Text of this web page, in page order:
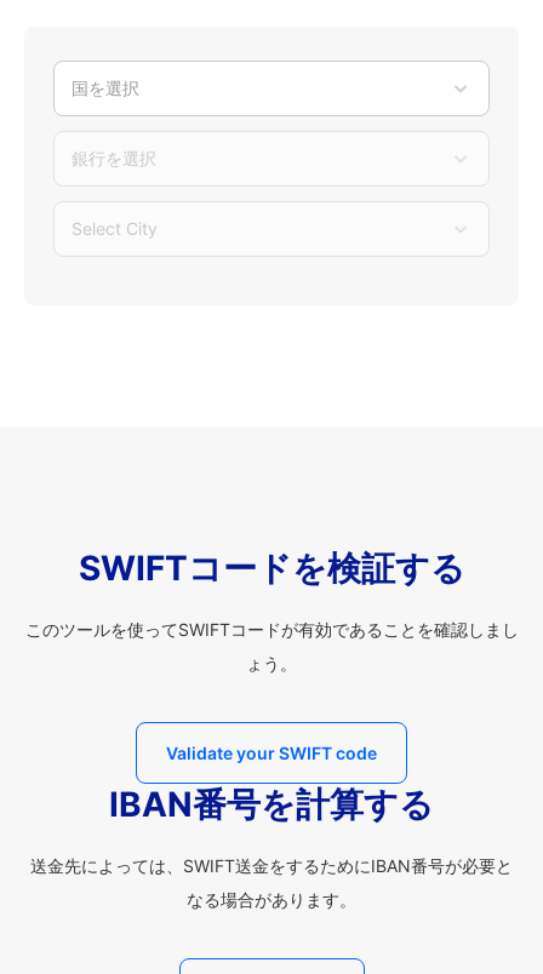
国を選択
銀行を選択
Select City
SWIFTコードを検証する
このツールを使ってSWIFTコードが有効であることを確認しまし
ょう。
Validate your SWIFT code
IBAN番号を計算する
送金先によっては、SWIFT送金をするためにIBAN番号が必要と
なる場合があります。